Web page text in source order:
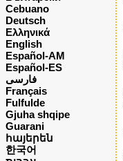
Cebuano
Deutsch
Ελληνικά
English
Español-AM
Español-ES
فارسی
Français
Fulfulde
Gjuha shqipe
Guarani
հայերեն
한국어